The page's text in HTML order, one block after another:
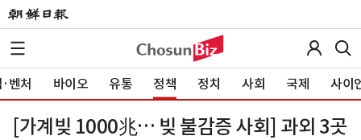
벤처 바이오 유통 정책 정치 사회 국제 사이
[가계빚 1000兆… 빚 불감증 사회] 과외 3곳